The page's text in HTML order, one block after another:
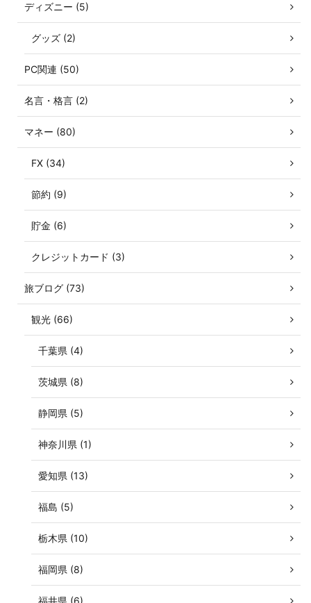
ディズニー (5)
グッズ (2)
PC関連 (50)
名言・格言 (2)
マネー (80)
FX (34)
節約 (9)
貯金 (6)
クレジットカード (3)
旅ブログ (73)
観光 (66)
千葉県 (4)
茨城県 (8)
静岡県 (5)
神奈川県 (1)
愛知県 (13)
福島 (5)
栃木県 (10)
福岡県 (8)
福井県 (6)